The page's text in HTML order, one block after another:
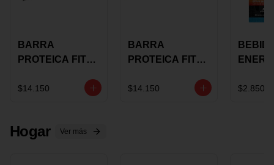
BARRA
PROTEICA FIT
CHOCOLATE X
$14.150
BARRA
PROTEICA FIT
GRS
$14.150
STACK 6G
$2.850
Hogar Ver más